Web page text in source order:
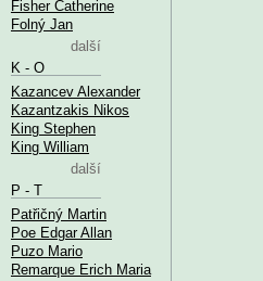
Fisher Catherine
Folný Jan
další
K - O
Kazancev Alexander
Kazantzakis Nikos
King Stephen
King William
další
P - T
Patřičný Martin
Poe Edgar Allan
Puzo Mario
Remarque Erich Maria